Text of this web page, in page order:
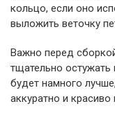
кольцо, если оно
выложить веточку
Важно перед
тщательно остужать
будет намного
аккуратно и красиво